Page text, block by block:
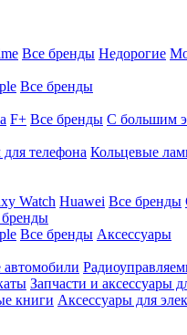
Все бренды Недорогие
Все бренды
F+ Все бренды С большим
телефона Кольцевые
Watch Huawei Все бренды
Все бренды Аксессуары
автомобили
Запчасти и аксессуары
книги Аксессуары для